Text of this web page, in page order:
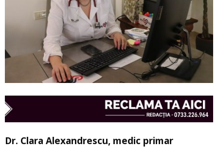
Dr. Clara Alexandrescu, medic primar